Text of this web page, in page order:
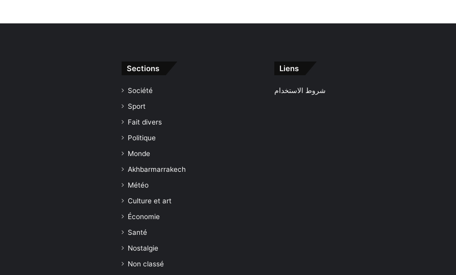
Sections
Société
Sport
Fait divers
Politique
Monde
Akhbarmarrakech
Météo
Culture et art
Économie
Santé
Nostalgie
Non classé
Liens
شروط الاستخدام